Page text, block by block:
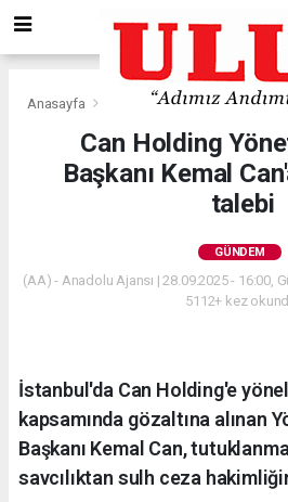
Anasayfa Gündem
Can Holding
Başkanı Kemal
talebi
GÜNDEM
(AA) - Anadolu Ajansı | 28.09.2025 - 16:00,
5112+ kez
İstanbul'da Can Holding'e
kapsamında gözaltına alınan
Başkanı Kemal Can,
savcılıktan sulh ceza